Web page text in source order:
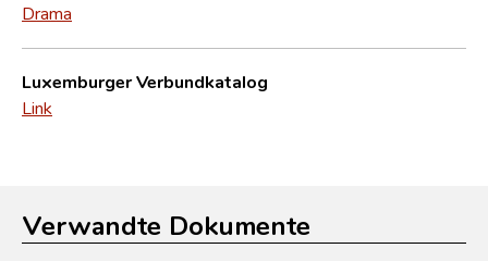
Drama
Luxemburger Verbundkatalog
Link
Verwandte Dokumente